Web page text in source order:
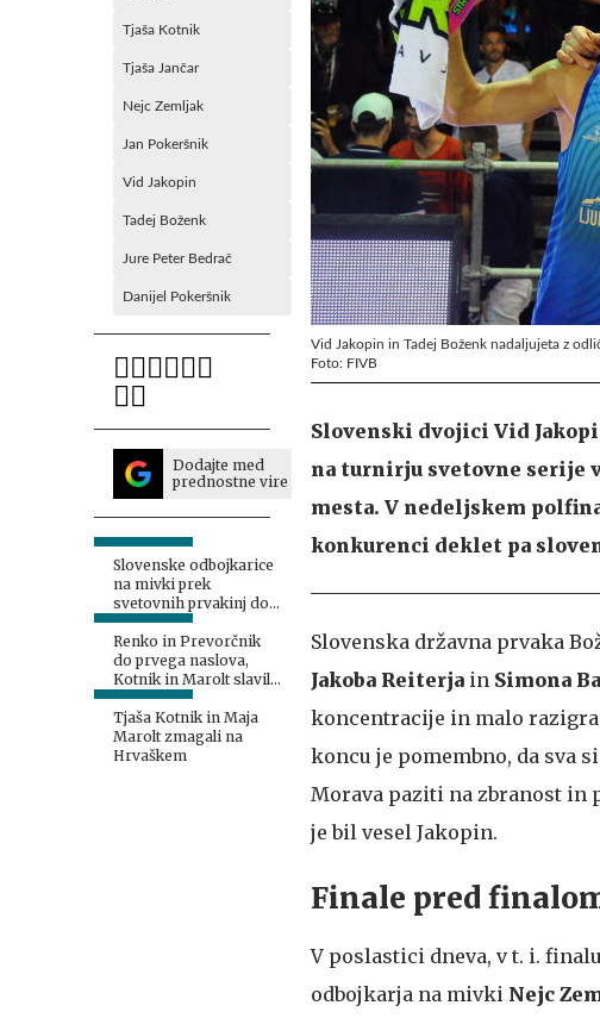
Tjaša Kotnik
Tjaša Jančar
Nejc Zemljak
Jan Pokeršnik
Vid Jakopin
Tadej Boženk
Jure Peter Bedrač
Danijel Pokeršnik
Dodajte med
prednostne vire
Slovenske odbojkarice
na mivki prek
svetovnih prvakinj do
polfinala pokala
narodov
Renko in Prevorčnik
do prvega naslova,
Kotnik in Marolt slavili
med članicami
Tjaša Kotnik in Maja
Marolt zmagali na
Hrvaškem
Vid Jakopin in Tadej Boženk nadaljujeta z
Foto: FIVB
Slovenski dvojici Vid
na turnirju svetovne serije
mesta. V nedeljskem
konkurenci deklet pa
Slovenska državna prvaka
Jakoba Reiterja in Simona
koncentracije in malo
koncu je pomembno, da sva
Morava paziti na zbranost in
je bil vesel Jakopin.
Finale pred
V poslastici dneva, v t. i.
odbojkarja na mivki Nejc